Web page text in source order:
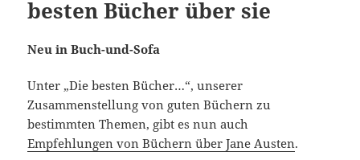
besten Bücher über sie
Neu in Buch-und-Sofa
Unter „Die besten Bücher…“, unserer
Zusammenstellung von guten Büchern zu
bestimmten Themen, gibt es nun auch
Empfehlungen von Büchern über Jane Austen.